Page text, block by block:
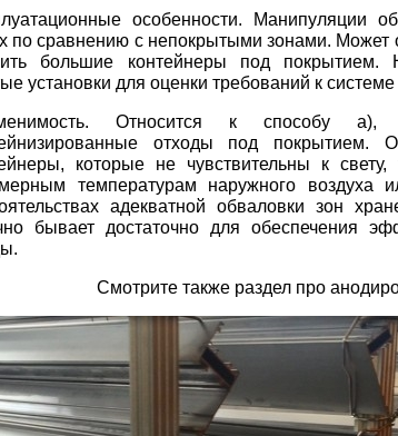
особенности. Манипуляции
по сравнению с непокрытыми зонами. Может
большие контейнеры под покрытием.
установки для оценки требований к
Относится к способу а),
отходы под покрытием.
которые не чувствительны к свету,
температурам наружного воздуха
адекватной обваловки зон
бывает достаточно для обеспечения
Смотрите также раздел про